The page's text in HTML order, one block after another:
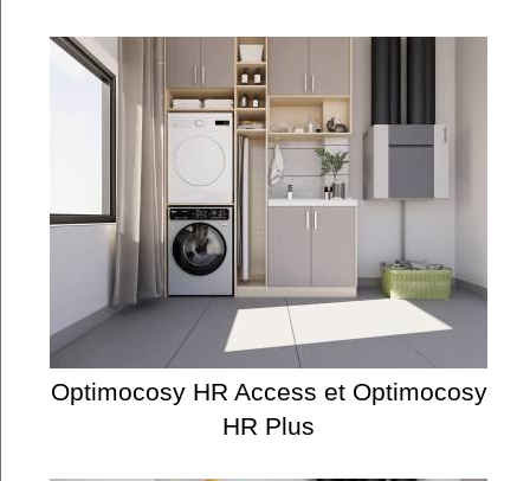
Optimocosy HR Access et Optimocosy
HR Plus